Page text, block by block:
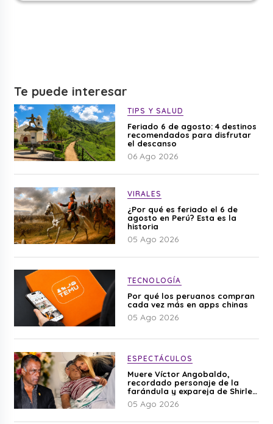
Te puede interesar
TIPS Y SALUD
Feriado 6 de agosto: 4 destinos
recomendados para disfrutar
el descanso
06 Ago 2026
VIRALES
¿Por qué es feriado el 6 de
agosto en Perú? Esta es la
historia
05 Ago 2026
TECNOLOGÍA
Por qué los peruanos compran
cada vez más en apps chinas
05 Ago 2026
ESPECTÁCULOS
Muere Víctor Angobaldo,
recordado personaje de la
farándula y expareja de Shirley
Cherres
05 Ago 2026